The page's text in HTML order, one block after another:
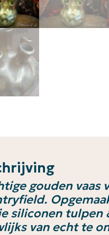
gouden vaas
siliconen tulpen
van echt te